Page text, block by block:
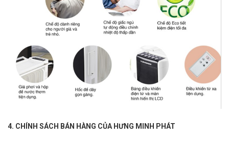
4. CHÍNH SÁCH BÁN HÀNG CỦA HƯNG MINH PHÁT